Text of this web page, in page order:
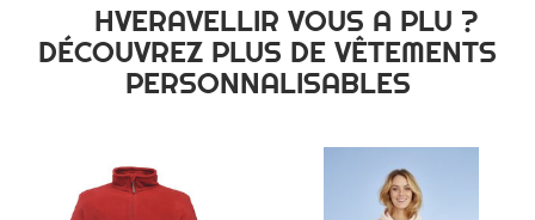
HVERAVELLIR VOUS A PLU ?
DÉCOUVREZ PLUS DE VÊTEMENTS
PERSONNALISABLES